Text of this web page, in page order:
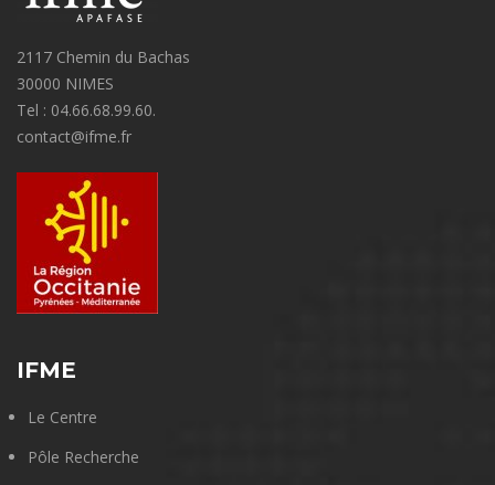
2117 Chemin du Bachas
30000 NIMES
Tel : 04.66.68.99.60.
contact@ifme.fr
IFME
Le Centre
Pôle Recherche